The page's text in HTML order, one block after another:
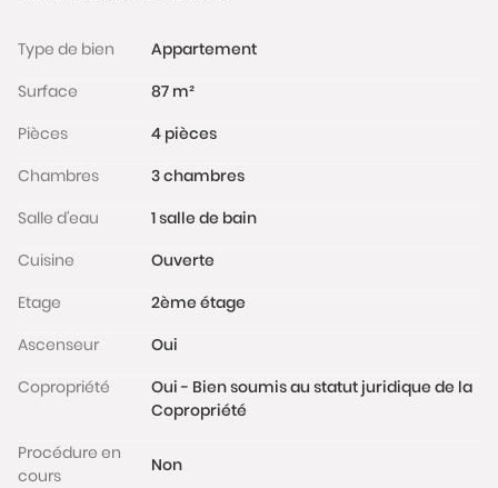
bien.
L’ensemble des pièces bénéficient d’une belle
beaux volumes.
La copropriété est idéalement située au cœur du
quartier Saint Lambert / Vaugirard recherché par
les familles notamment pour sa proximité avec les
Charges : 263€/mois. Taxe Foncière : 1096€/an.
Les informations sur les risques auxquels ce bien est
www.georisques.gouv.fr
Type de bien
Appartement
Surface
87 m²
Pièces
4 pièces
Chambres
3 chambres
Salle d'eau
1 salle de bain
Cuisine
Ouverte
Etage
2ème étage
Ascenseur
Oui
Copropriété
Oui - Bien soumis au statut juridique de la
Copropriété
Procédure en
cours
Non